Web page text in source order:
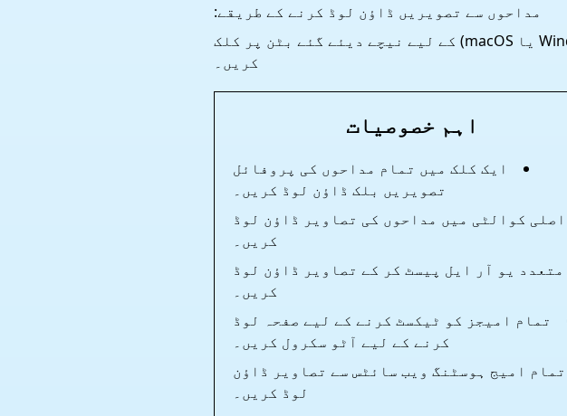
مداحوں سے تصویریں ڈاؤن لوڈ کرنے کے طریقے:
ڈاؤن لوڈ کریں۔ OnlyLoader اپنے آپریٹنگ سسٹم (Windows یا macOS) کے لیے نیچے دیئے گئے بٹن پر کلک
کریں۔
اہم خصوصیات
ایک کلک میں تمام مداحوں کی پروفائل
تصویریں بلک ڈاؤن لوڈ کریں۔
اصلی کوالٹی میں مداحوں کی تصاویر ڈاؤن لوڈ
کریں۔
متعدد یو آر ایل پیسٹ کر کے تصاویر ڈاؤن لوڈ
کریں۔
تمام امیجز کو ٹیکسٹ کرنے کے لیے صفحہ لوڈ
کرنے کے لیے آٹو سکرول کریں۔
تمام امیج ہوسٹنگ ویب سائٹس سے تصاویر ڈاؤن
لوڈ کریں۔